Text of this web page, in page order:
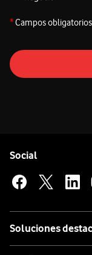
*Campos obligatorios
Social
Soluciones